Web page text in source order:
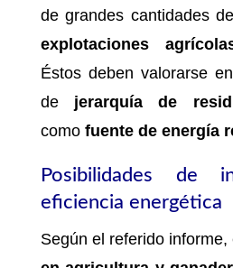
de grandes cantidades de
explotaciones
Éstos deben valorarse
de jerarquía de
como fuente de energía
Posibilidades de
eficiencia energética
Según el referido informe,